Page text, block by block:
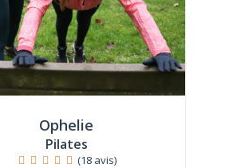
Ophelie
Pilates
(18 avis)